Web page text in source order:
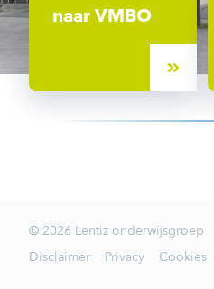
naar VMBO
© 2026 Lentiz onderwijsgroep
Disclaimer
Privacy Cookies